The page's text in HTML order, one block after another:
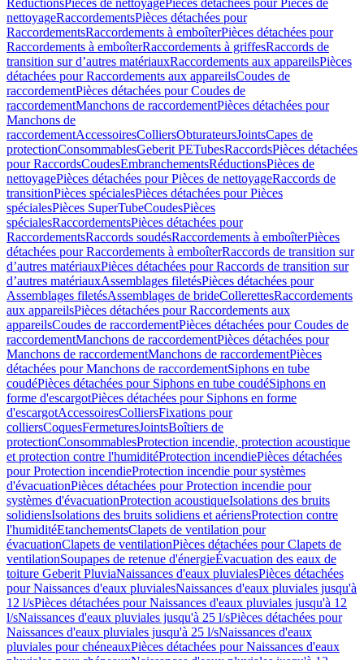
RéductionsPièces de nettoyagePièces détachées pour Pièces de
nettoyageRaccordementsPièces détachées pour
RaccordementsRaccordements à emboîterPièces détachées pour
Raccordements à emboîterRaccordements à griffesRaccords de
transition sur d’autres matériauxRaccordements aux appareilsPièces
détachées pour Raccordements aux appareilsCoudes de
raccordementPièces détachées pour Coudes de
raccordementManchons de raccordementPièces détachées pour
Manchons de
raccordementAccessoiresColliersObturateursJointsCapes de
protectionConsommablesGeberit PETubesRaccordsPièces détachées
pour RaccordsCoudesEmbranchementsRéductionsPièces de
nettoyagePièces détachées pour Pièces de nettoyageRaccords de
transitionPièces spécialesPièces détachées pour Pièces
spécialesPièces SuperTubeCoudesPièces
spécialesRaccordementsPièces détachées pour
RaccordementsRaccords soudésRaccordements à emboîterPièces
détachées pour Raccordements à emboîterRaccords de transition sur
d’autres matériauxPièces détachées pour Raccords de transition sur
d’autres matériauxAssemblages filetésPièces détachées pour
Assemblages filetésAssemblages de brideCollerettesRaccordements
aux appareilsPièces détachées pour Raccordements aux
appareilsCoudes de raccordementPièces détachées pour Coudes de
raccordementManchons de raccordementPièces détachées pour
Manchons de raccordementManchons de raccordementPièces
détachées pour Manchons de raccordementSiphons en tube
coudéPièces détachées pour Siphons en tube coudéSiphons en
forme d'escargotPièces détachées pour Siphons en forme
d'escargotAccessoiresColliersFixations pour
colliersCoquesFermeturesJointsBoîtiers de
protectionConsommablesProtection incendie, protection acoustique
et protection contre l'humiditéProtection incendiePièces détachées
pour Protection incendieProtection incendie pour systèmes
d'évacuationPièces détachées pour Protection incendie pour
systèmes d'évacuationProtection acoustiqueIsolations des bruits
solidiensIsolations des bruits solidiens et aériensProtection contre
l'humiditéEtanchementsClapets de ventilation pour
évacuationClapets de ventilationPièces détachées pour Clapets de
ventilationSoupapes de retenue d'énergieÉvacuation des eaux de
toiture Geberit PluviaNaissances d'eaux pluvialesPièces détachées
pour Naissances d'eaux pluvialesNaissances d'eaux pluviales jusqu'à
12 l/sPièces détachées pour Naissances d'eaux pluviales jusqu'à 12
l/sNaissances d'eaux pluviales jusqu'à 25 l/sPièces détachées pour
Naissances d'eaux pluviales jusqu'à 25 l/sNaissances d'eaux
pluviales pour chéneauxPièces détachées pour Naissances d'eaux